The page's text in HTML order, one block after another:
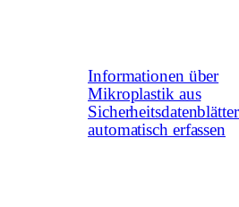
Informationen über
Mikroplastik aus
automatisch erfassen